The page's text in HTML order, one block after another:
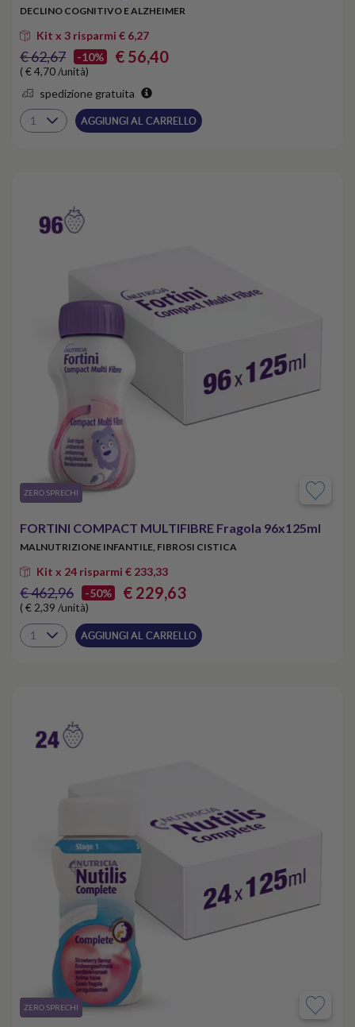
DECLINO COGNITIVO E ALZHEIMER
Kit x 3 risparmi € 6,27
€ 62,67 -10% € 56,40
( € 4,70 /unità)
spedizione gratuita
AGGIUNGI AL CARRELLO
​ZERO SPRECHI
FORTINI COMPACT MULTIFIBRE Fragola 96x125ml
MALNUTRIZIONE INFANTILE, FIBROSI CISTICA
Kit x 24 risparmi € 233,33
€ 462,96 -50% € 229,63
( € 2,39 /unità)
AGGIUNGI AL CARRELLO
​ZERO SPRECHI